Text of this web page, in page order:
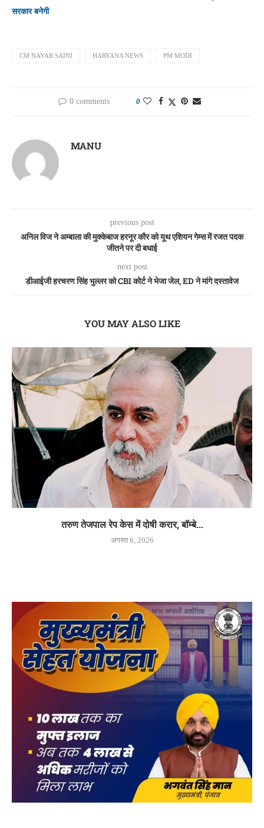
सरकार बनेगी
CM NAYAB SAINI HARYANA NEWS PM MODI
0 comments 0
MANU
previous post
अनिल विज ने अम्बाला की मुक्केबाज हरनूर कौर को यूथ एशियन गेम्स में रजत पदक
जीतने पर दी बधाई
next post
डीआईजी हरचरण सिंह भुल्लर को CBI कोर्ट ने भेजा जेल, ED ने मांगे दस्तावेज
YOU MAY ALSO LIKE
तरुण तेजपाल रेप केस में दोषी करार, बॉम्बे...
अगस्त 6, 2026